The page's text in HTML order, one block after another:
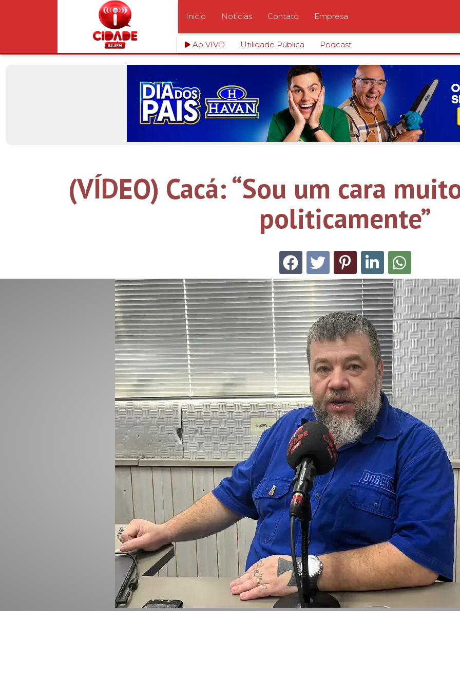
Inicio Noticias Contato Empresa
Ao VIVO Utilidade Pública Podcast
(VÍDEO) Cacá: “Sou um cara
politicamente”